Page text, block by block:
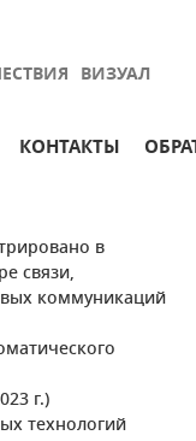
ВИЗУАЛ
КОНТАКТЫ
в
связи,
коммуникаций
г.)
технологий